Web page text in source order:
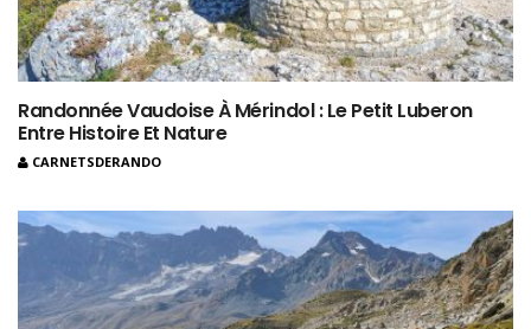
Randonnée Vaudoise À Mérindol : Le Petit Luberon
Entre Histoire Et Nature
CARNETSDERANDO